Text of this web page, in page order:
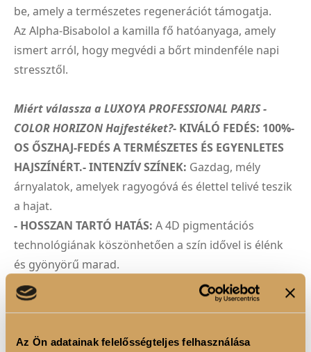
Az Ön adatainak felelősségteljes felhasználása
be, amely a természetes regenerációt támogatja.
Az Alpha-Bisabolol a kamilla fő hatóanyaga, amely
ismert arról, hogy megvédi a bőrt mindenféle napi
stressztől.
Miért válassza a LUXOYA PROFESSIONAL PARIS -
COLOR HORIZON Hajfestéket?- KIVÁLÓ FEDÉS: 100%-
OS ŐSZHAJ-FEDÉS A TERMÉSZETES ÉS EGYENLETES
HAJSZÍNÉRT.- INTENZÍV SZÍNEK: Gazdag, mély
árnyalatok, amelyek ragyogóvá és élettel telivé teszik
a hajat.
- HOSSZAN TARTÓ HATÁS: A 4D pigmentációs
technológiának köszönhetően a szín idővel is élénk
és gyönyörű marad.
- ÁPOLÓ ÖSSZETEVŐK:
A hialuronsav és az alpha-
bisabolol gondoskodik a haj és a fejbőr egészségéről.
fodrászok és szalonok számára fejlesztették ki, hogy